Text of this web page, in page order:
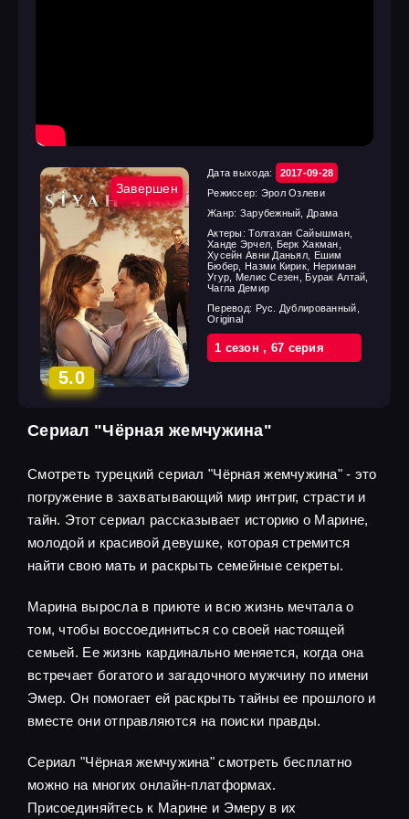
Завершен
5.0
Дата выхода:
2017-09-28
Режиссер: Эрол Озлеви
Жанр: Зарубежный, Драма
Актеры:Толгахан Сайышман,
Ханде Эрчел, Берк Хакман,
Хусейн Авни Даньял, Ешим
Бюбер, Назми Кирик, Нериман
Угур, Мелис Сезен, Бурак Алтай,
Чагла Демир
Перевод: Рус. Дублированный,
Original
1 cезон, 67 cерия
Сериал "Чёрная жемчужина"
Смотреть турецкий сериал "Чёрная жемчужина" - это
погружение в захватывающий мир интриг, страсти и
тайн. Этот сериал рассказывает историю о Марине,
молодой и красивой девушке, которая стремится
найти свою мать и раскрыть семейные секреты.
Марина выросла в приюте и всю жизнь мечтала о
том, чтобы воссоединиться со своей настоящей
семьей. Ее жизнь кардинально меняется, когда она
встречает богатого и загадочного мужчину по имени
Эмер. Он помогает ей раскрыть тайны ее прошлого и
вместе они отправляются на поиски правды.
Сериал "Чёрная жемчужина" смотреть бесплатно
можно на многих онлайн-платформах.
Присоединяйтесь к Марине и Эмеру в их